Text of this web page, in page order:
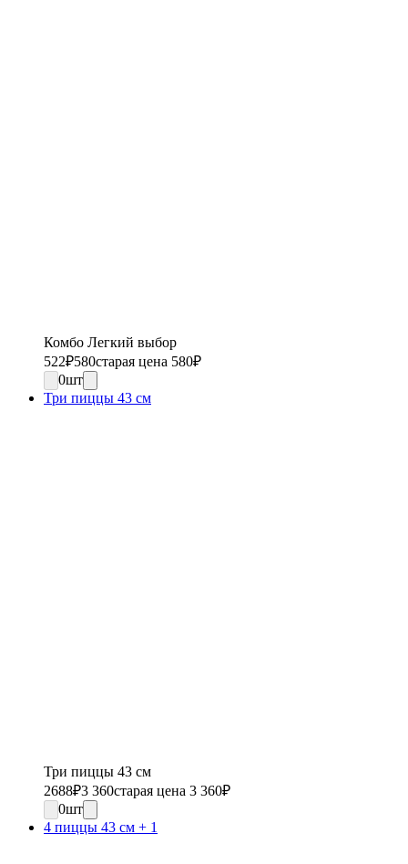
Комбо Легкий выбор
522₽580старая цена 580₽
0шт
Три пиццы 43 см
Три пиццы 43 см
2688₽3 360старая цена 3 360₽
0шт
4 пиццы 43 см + 1